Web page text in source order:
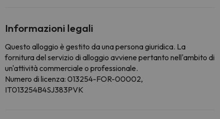
Informazioni legali
Questo alloggio è gestito da una persona giuridica. La
fornitura del servizio di alloggio avviene pertanto nell'ambito di
un'attività commerciale o professionale.
Numero di licenza: 013254-FOR-00002,
IT013254B4SJ383PVK